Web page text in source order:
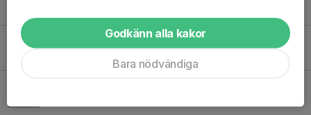
Godkänn alla kakor
Bara nödvändiga